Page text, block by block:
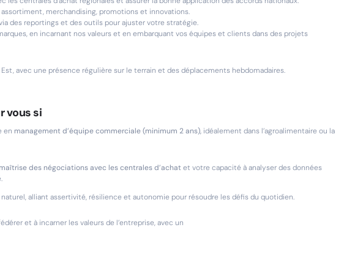
merchandising, promotions et innovations.
des reportings et des outils pour ajuster votre stratégie.
en incarnant nos valeurs et en embarquant vos équipes et clients dans des projets
Est, avec une présence régulière sur le terrain et des déplacements hebdomadaires.
vous si
en management d’équipe commerciale (minimum 2 ans), idéalement dans l’agroalimentaire ou la
maîtrise des négociations avec les centrales d’achat et votre capacité à analyser des données
alliant assertivité, résilience et autonomie pour résoudre les défis du quotidien.
et à incarner les valeurs de l’entreprise, avec un